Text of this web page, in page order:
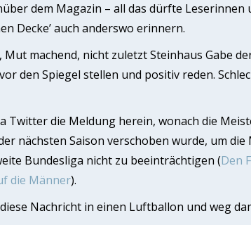
dem Magazin – all das dürfte
Decke’ auch anderswo erinnern.
Mut machend, nicht zuletzt Steinhaus Gabe
den Spiegel stellen und positiv reden.
Twitter die Meldung herein, wonach die
nächsten Saison verschoben wurde, um
Bundesliga nicht zu beeinträchtigen (Den
die Männer).
Nachricht in einen Luftballon und weg